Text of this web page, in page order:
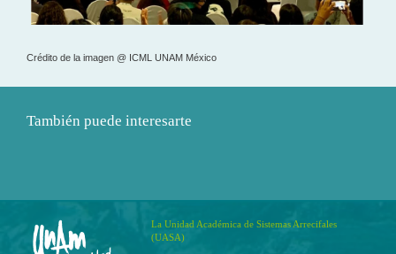
Crédito de la imagen @ ICML UNAM México
También puede interesarte
La Unidad Académica de Sistemas Arrecifales
(UASA)